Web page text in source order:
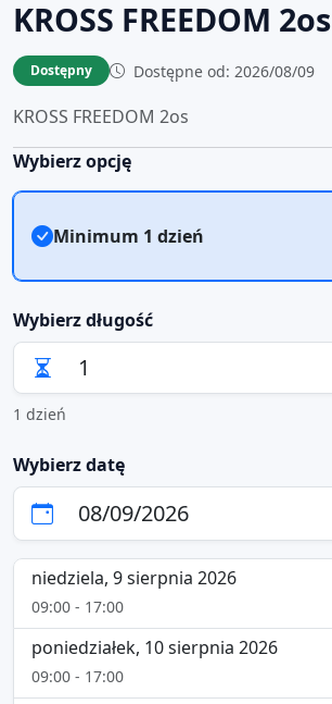
KROSS FREEDOM 2os
Dostępny Dostępne od: 2026/08/09
KROSS FREEDOM 2os
Wybierz opcję
Minimum 1 dzień
Wybierz długość
1 dzień
Wybierz datę
niedziela, 9 sierpnia 2026
09:00 - 17:00
poniedziałek, 10 sierpnia 2026
09:00 - 17:00